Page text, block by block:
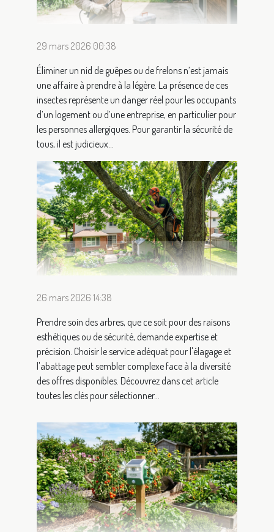
29 mars 2026 00:38
Éliminer un nid de guêpes ou de frelons n’est jamais
une affaire à prendre à la légère. La présence de ces
insectes représente un danger réel pour les occupants
d’un logement ou d’une entreprise, en particulier pour
les personnes allergiques. Pour garantir la sécurité de
tous, il est judicieux...
26 mars 2026 14:38
Prendre soin des arbres, que ce soit pour des raisons
esthétiques ou de sécurité, demande expertise et
précision. Choisir le service adéquat pour l'élagage et
l'abattage peut sembler complexe face à la diversité
des offres disponibles. Découvrez dans cet article
toutes les clés pour sélectionner...